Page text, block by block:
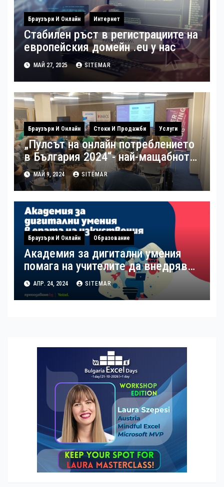
Браузъри И Онлайн Интернет
Стабилен ръст в регистрациите на
европейския домейн .eu у нас
МАЙ 27, 2025 SITEMAR
Браузъри И Онлайн Стоки И Продажби Услуги
„Пулсът на онлайн потреблението
в България 2024“- най-мащабното
потребителско проучване на
пазара на електронна търговия в
България беше представено
наскоро
МАЙ 9, 2024 SITEMAR
Браузъри И Онлайн Образование
Академия за дигитални умения
помага на учителите да внедряват
изкуствения интелект в учебния
процес
АПР. 24, 2024 SITEMAR